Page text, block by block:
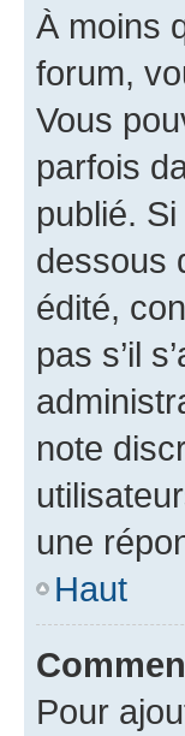
À moins
forum,
Vous
parfois
publié.
dessous
édité,
pas s’il
note
une
Haut
Pour